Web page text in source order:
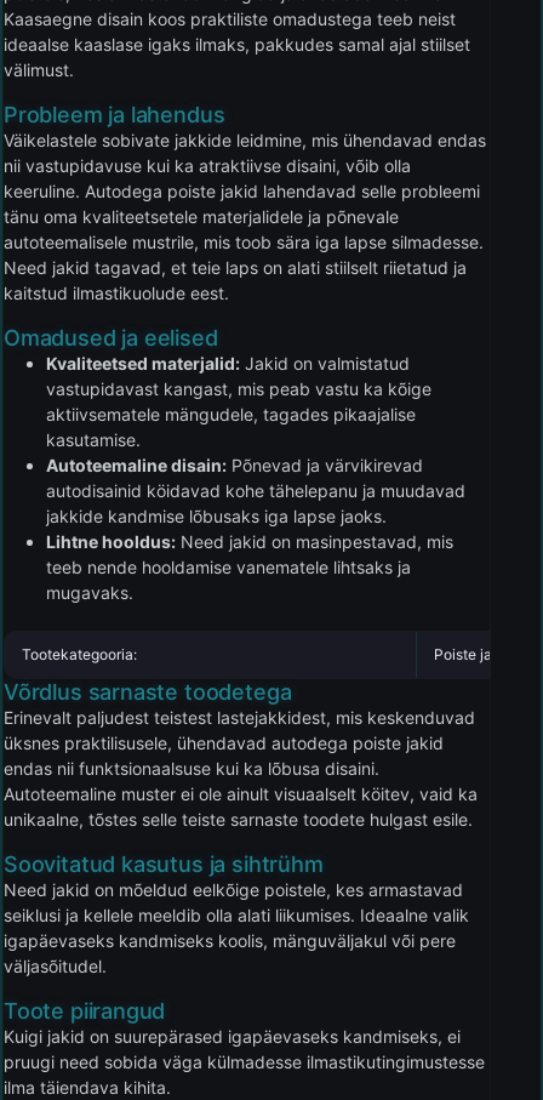
Kaasaegne disain koos praktiliste omadustega teeb neist
ideaalse kaaslase igaks ilmaks, pakkudes samal ajal stiilset
välimust.
Probleem ja lahendus
Väikelastele sobivate jakkide leidmine, mis ühendavad endas
nii vastupidavuse kui ka atraktiivse disaini, võib olla
keeruline. Autodega poiste jakid lahendavad selle probleemi
tänu oma kvaliteetsetele materjalidele ja põnevale
autoteemalisele mustrile, mis toob sära iga lapse silmadesse.
Need jakid tagavad, et teie laps on alati stiilselt riietatud ja
kaitstud ilmastikuolude eest.
Omadused ja eelised
Kvaliteetsed materjalid: Jakid on valmistatud
vastupidavast kangast, mis peab vastu ka kõige
aktiivsematele mängudele, tagades pikaajalise
kasutamise.
Autoteemaline disain: Põnevad ja värvikirevad
autodisainid köidavad kohe tähelepanu ja muudavad
jakkide kandmise lõbusaks iga lapse jaoks.
Lihtne hooldus: Need jakid on masinpestavad, mis
teeb nende hooldamise vanematele lihtsaks ja
mugavaks.
Tootekategooria: Poiste jakid
Võrdlus sarnaste toodetega
Erinevalt paljudest teistest lastejakkidest, mis keskenduvad
üksnes praktilisusele, ühendavad autodega poiste jakid
endas nii funktsionaalsuse kui ka lõbusa disaini.
Autoteemaline muster ei ole ainult visuaalselt köitev, vaid ka
unikaalne, tõstes selle teiste sarnaste toodete hulgast esile.
Soovitatud kasutus ja sihtrühm
Need jakid on mõeldud eelkõige poistele, kes armastavad
seiklusi ja kellele meeldib olla alati liikumises. Ideaalne valik
igapäevaseks kandmiseks koolis, mänguväljakul või pere
väljasõitudel.
Toote piirangud
Kuigi jakid on suurepärased igapäevaseks kandmiseks, ei
pruugi need sobida väga külmadesse ilmastikutingimustesse
ilma täiendava kihita.